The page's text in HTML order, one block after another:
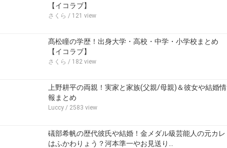
【イコラブ】
さくら / 121 view
髙松瞳の学歴！出身大学・高校・中学・小学校まとめ
【イコラブ】
さくら / 182 view
上野耕平の両親！実家と家族(父親/母親)＆彼女や結婚情
報まとめ
Luccy / 2583 view
礒部希帆の歴代彼氏や結婚！金メダル級芸能人の元カレ
はふかわりょう？河本準一やお見送り…